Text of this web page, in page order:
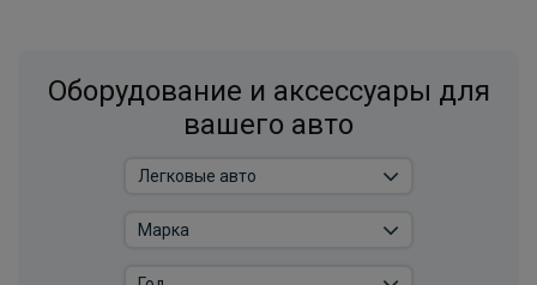
Оборудование и аксессуары для
вашего авто